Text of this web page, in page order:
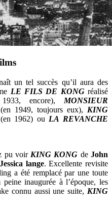
un tel succès qu’il aura des
LE FILS DE KONGréalisé
encore), MONSIEUR
1949, toujours eux), KING
(en 1962) ou LA REVANCHE
pu voir KING KONG deJohn
Jessica lange. Excellente revisite
a été remplacé par une toute
inaugurée à l’époque, les
connu aussi une suite, KING